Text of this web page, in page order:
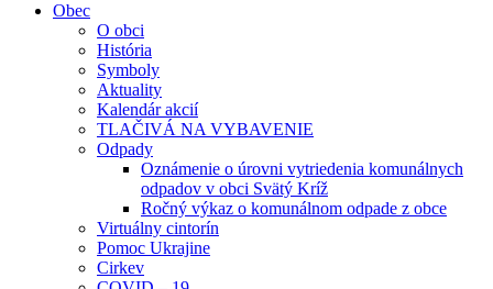
Obec
O obci
História
Symboly
Aktuality
Kalendár akcií
TLAČIVÁ NA VYBAVENIE
Odpady
Oznámenie o úrovni vytriedenia komunálnych
odpadov v obci Svätý Kríž
Ročný výkaz o komunálnom odpade z obce
Virtuálny cintorín
Pomoc Ukrajine
Cirkev